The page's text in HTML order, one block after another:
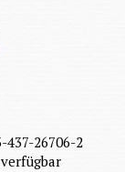
437-26706-2
verfügbar